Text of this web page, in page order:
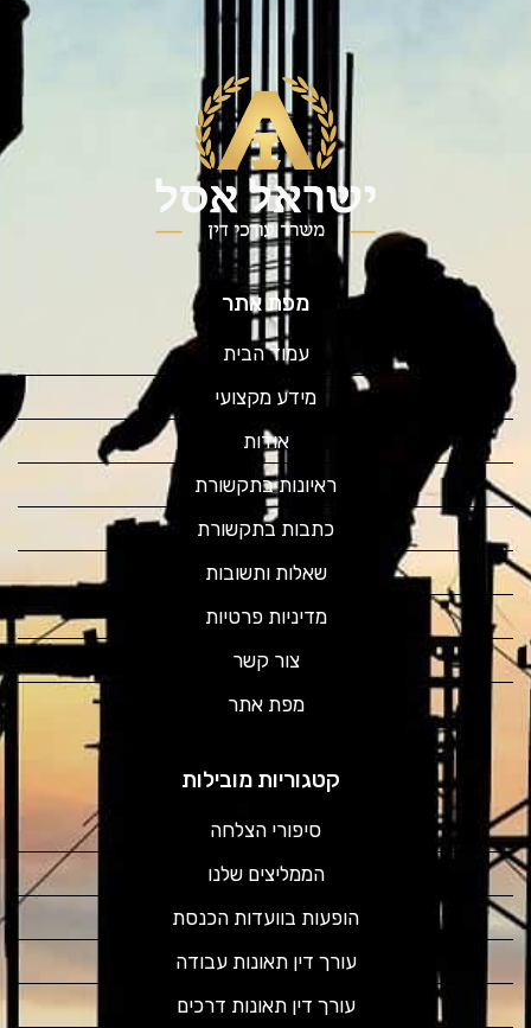
מפת אתר
עמוד הבית
מידע מקצועי
אודות
ראיונות בתקשורת
כתבות בתקשורת
שאלות ותשובות
מדיניות פרטיות
צור קשר
מפת אתר
קטגוריות מובילות
סיפורי הצלחה
הממליצים שלנו
הופעות בוועדות הכנסת
עורך דין תאונות עבודה
עורך דין תאונות דרכים